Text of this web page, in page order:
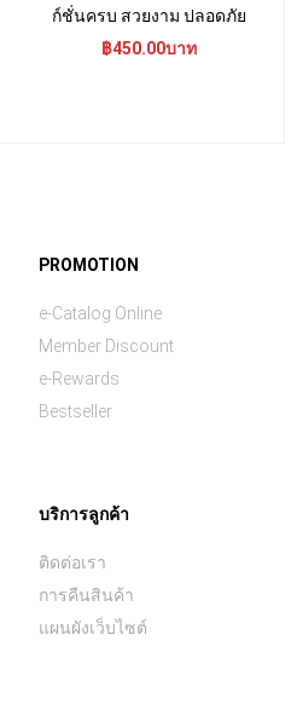
ก์ชั่นครบ สวยงาม ปลอดภัย
฿450.00บาท
PROMOTION
e-Catalog Online
Member Discount
e-Rewards
Bestseller
บริการลูกค้า
ติดต่อเรา
การคืนสินค้า
แผนผังเว็บไซต์